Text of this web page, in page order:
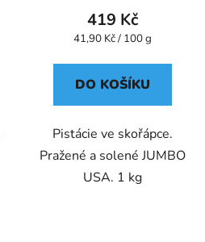
419 Kč
Měrná
41,90 Kč / 100 g
DO KOŠÍKU
Pistácie ve skořápce.
Pražené a solené JUMBO
USA. 1 kg